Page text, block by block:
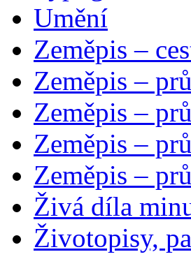
Umění
Zeměpis –
Zeměpis –
Zeměpis –
Zeměpis –
Zeměpis –
Živá díla
Životopisy,